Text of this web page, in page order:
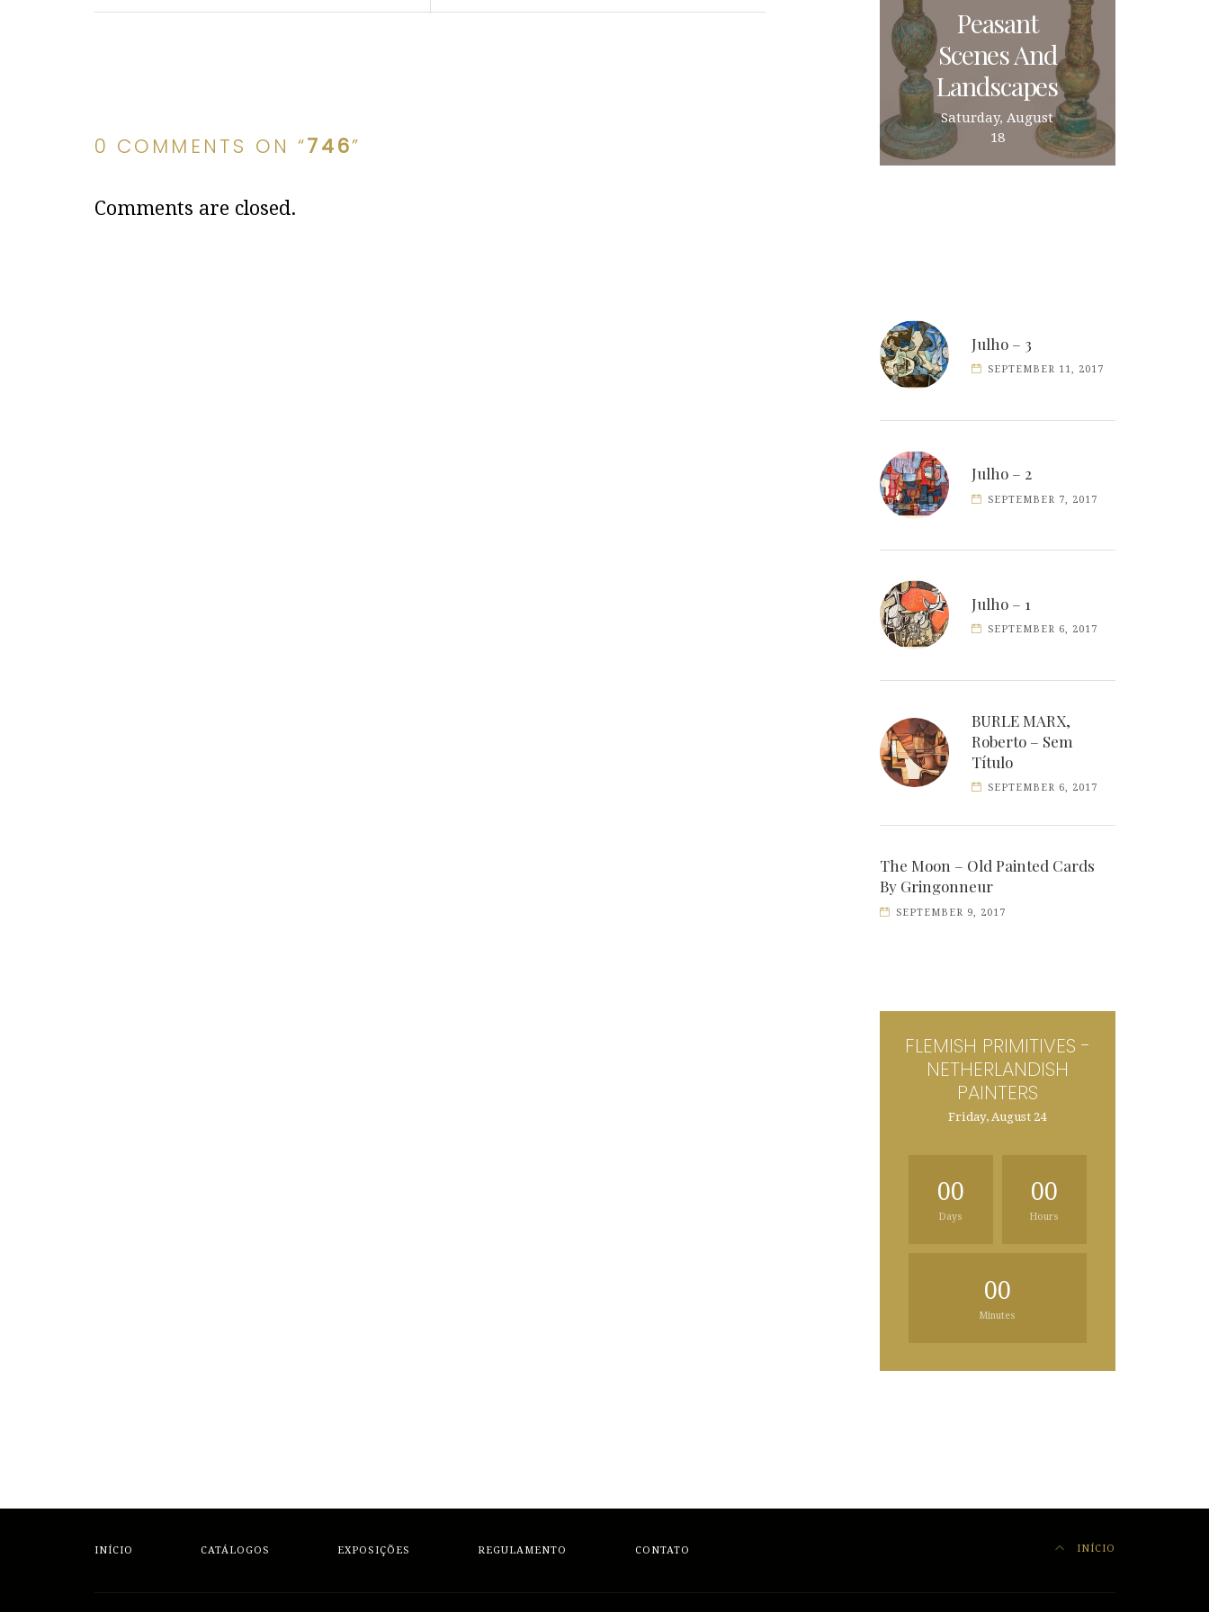
0 COMMENTS ON “746”
Comments are closed.
Peasant
Scenes And
Landscapes
Saturday, August
18
Julho – 3
SEPTEMBER 11, 2017
Julho – 2
SEPTEMBER 7, 2017
Julho – 1
SEPTEMBER 6, 2017
BURLE MARX,
Roberto – Sem
Título
SEPTEMBER 6, 2017
The Moon – Old Painted Cards
By Gringonneur
SEPTEMBER 9, 2017
FLEMISH PRIMITIVES -
NETHERLANDISH
PAINTERS
Friday, August 24
00
Days
00
Hours
00
Minutes
INÍCIO CATÁLOGOS EXPOSIÇÕES REGULAMENTO CONTATO INÍCIO